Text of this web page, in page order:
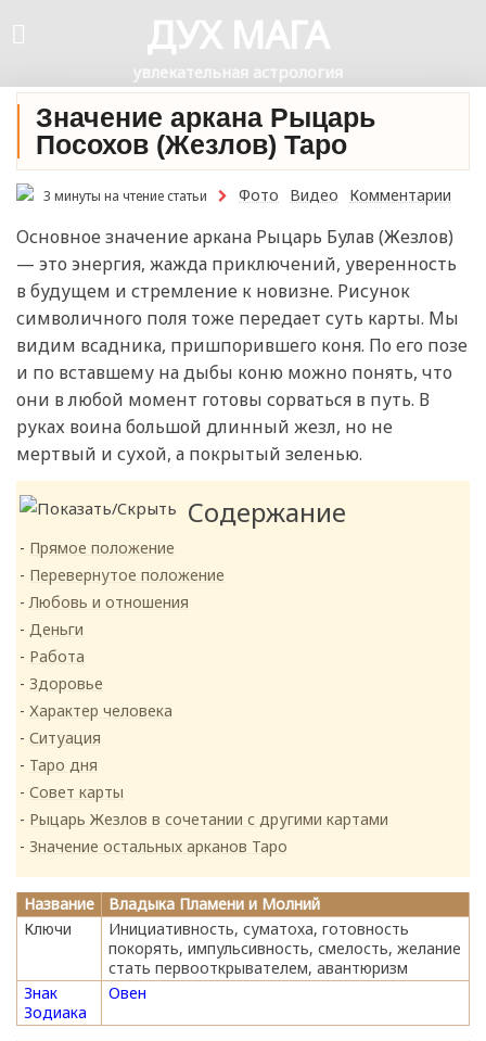
ДУХ МАГА
увлекательная астрология
Значение аркана Рыцарь
Посохов (Жезлов) Таро
3 минуты на чтение статьи Фото Видео Комментарии
Основное значение аркана Рыцарь Булав (Жезлов)
— это энергия, жажда приключений, уверенность
в будущем и стремление к новизне. Рисунок
символичного поля тоже передает суть карты. Мы
видим всадника, пришпорившего коня. По его позе
и по вставшему на дыбы коню можно понять, что
они в любой момент готовы сорваться в путь. В
руках воина большой длинный жезл, но не
мертвый и сухой, а покрытый зеленью.
Содержание
Прямое положение
Перевернутое положение
Любовь и отношения
Деньги
Работа
Здоровье
Характер человека
Ситуация
Таро дня
Совет карты
Рыцарь Жезлов в сочетании с другими картами
Значение остальных арканов Таро
Название
Владыка Пламени и Молний
Ключи
Инициативность, суматоха, готовность
покорять, импульсивность, смелость, желание
стать первооткрывателем, авантюризм
Знак
Зодиака
Овен